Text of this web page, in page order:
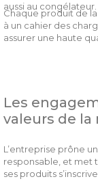
aussi au congélateur.
Chaque produit de
à un cahier des
assurer une haute
Les
valeurs de la
L’entreprise prône
responsable, et
ses produits